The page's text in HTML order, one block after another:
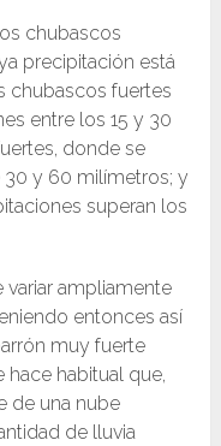
chubascos
precipitación está
chubascos fuertes
entre los 15 y 30
donde se
y 60 milímetros; y
superan los
variar ampliamente
entonces así
muy fuerte
hace habitual que,
de una nube
de lluvia